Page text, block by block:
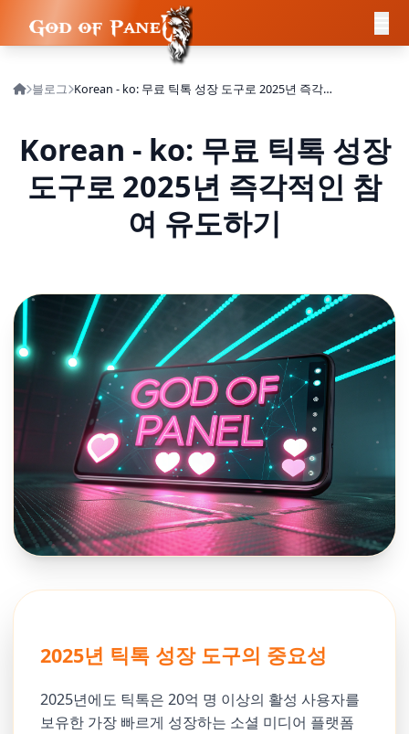
블로그 Korean - ko: 무료 틱톡 성장 도구로 2025년 즉각적인 참여 유도하기
Korean - ko: 무료 틱톡 성장
도구로 2025년 즉각적인 참
여 유도하기
2025년 틱톡 성장 도구의 중요성
2025년에도 틱톡은 20억 명 이상의 활성 사용자를
보유한 가장 빠르게 성장하는 소셜 미디어 플랫폼